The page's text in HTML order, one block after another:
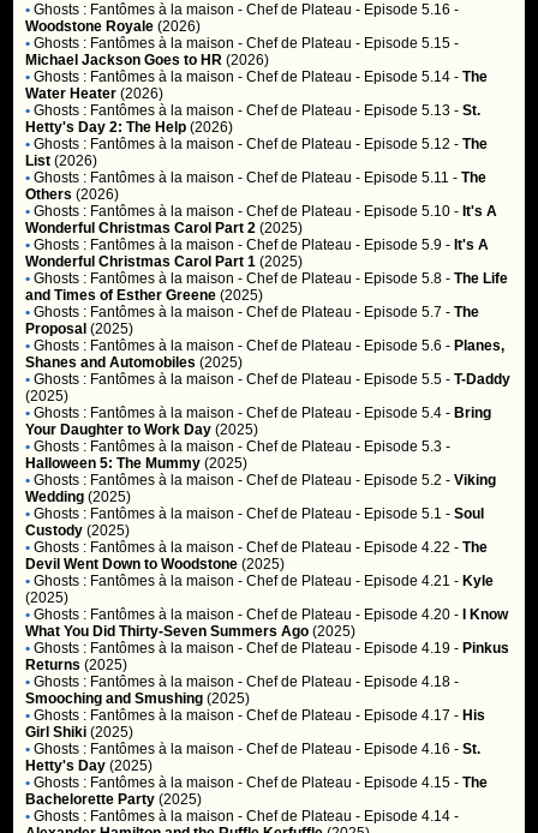
• Ghosts : Fantômes à la maison - Chef de Plateau - Episode 5.16 -
Woodstone Royale (2026)
• Ghosts : Fantômes à la maison - Chef de Plateau - Episode 5.15 -
Michael Jackson Goes to HR (2026)
• Ghosts : Fantômes à la maison - Chef de Plateau - Episode 5.14 -The
Water Heater (2026)
• Ghosts : Fantômes à la maison - Chef de Plateau - Episode 5.13 -St.
Hetty's Day 2: The Help (2026)
• Ghosts : Fantômes à la maison - Chef de Plateau - Episode 5.12 -The
List (2026)
• Ghosts : Fantômes à la maison - Chef de Plateau - Episode 5.11 -The
Others (2026)
• Ghosts : Fantômes à la maison - Chef de Plateau - Episode 5.10 - It's A
Wonderful Christmas Carol Part 2 (2025)
• Ghosts : Fantômes à la maison - Chef de Plateau - Episode 5.9 - It's A
Wonderful Christmas Carol Part 1 (2025)
• Ghosts : Fantômes à la maison - Chef de Plateau - Episode 5.8 -The Life
and Times of Esther Greene (2025)
• Ghosts : Fantômes à la maison - Chef de Plateau - Episode 5.7 -The
Proposal (2025)
• Ghosts : Fantômes à la maison - Chef de Plateau - Episode 5.6 - Planes,
Shanes and Automobiles (2025)
• Ghosts : Fantômes à la maison - Chef de Plateau - Episode 5.5 -T-Daddy
(2025)
• Ghosts : Fantômes à la maison - Chef de Plateau - Episode 5.4 - Bring
Your Daughter to Work Day (2025)
• Ghosts : Fantômes à la maison - Chef de Plateau - Episode 5.3 -
Halloween 5: The Mummy (2025)
• Ghosts : Fantômes à la maison - Chef de Plateau - Episode 5.2 -Viking
Wedding (2025)
• Ghosts : Fantômes à la maison - Chef de Plateau - Episode 5.1 -Soul
Custody (2025)
• Ghosts : Fantômes à la maison - Chef de Plateau - Episode 4.22 -The
Devil Went Down to Woodstone (2025)
• Ghosts : Fantômes à la maison - Chef de Plateau - Episode 4.21 - Kyle
(2025)
• Ghosts : Fantômes à la maison - Chef de Plateau - Episode 4.20 -
I Know
What You Did Thirty-Seven Summers Ago (2025)
• Ghosts : Fantômes à la maison - Chef de Plateau - Episode 4.19 - Pinkus
Returns (2025)
• Ghosts : Fantômes à la maison - Chef de Plateau - Episode 4.18 -
Smooching and Smushing (2025)
• Ghosts : Fantômes à la maison - Chef de Plateau - Episode 4.17 - His
Girl Shiki (2025)
• Ghosts : Fantômes à la maison - Chef de Plateau - Episode 4.16 -St.
Hetty's Day (2025)
• Ghosts : Fantômes à la maison - Chef de Plateau - Episode 4.15 -The
Bachelorette Party (2025)
• Ghosts : Fantômes à la maison - Chef de Plateau - Episode 4.14 -